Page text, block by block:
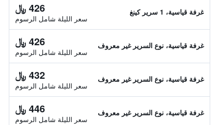
غرفة قياسية، 1 سرير كينغ 426 ﷼
سعر الليلة شامل الرسوم
غرفة قياسية، نوع السرير غير معروف 426 ﷼
سعر الليلة شامل الرسوم
غرفة قياسية، نوع السرير غير معروف 432 ﷼
سعر الليلة شامل الرسوم
غرفة قياسية، نوع السرير غير معروف 446 ﷼
سعر الليلة شامل الرسوم